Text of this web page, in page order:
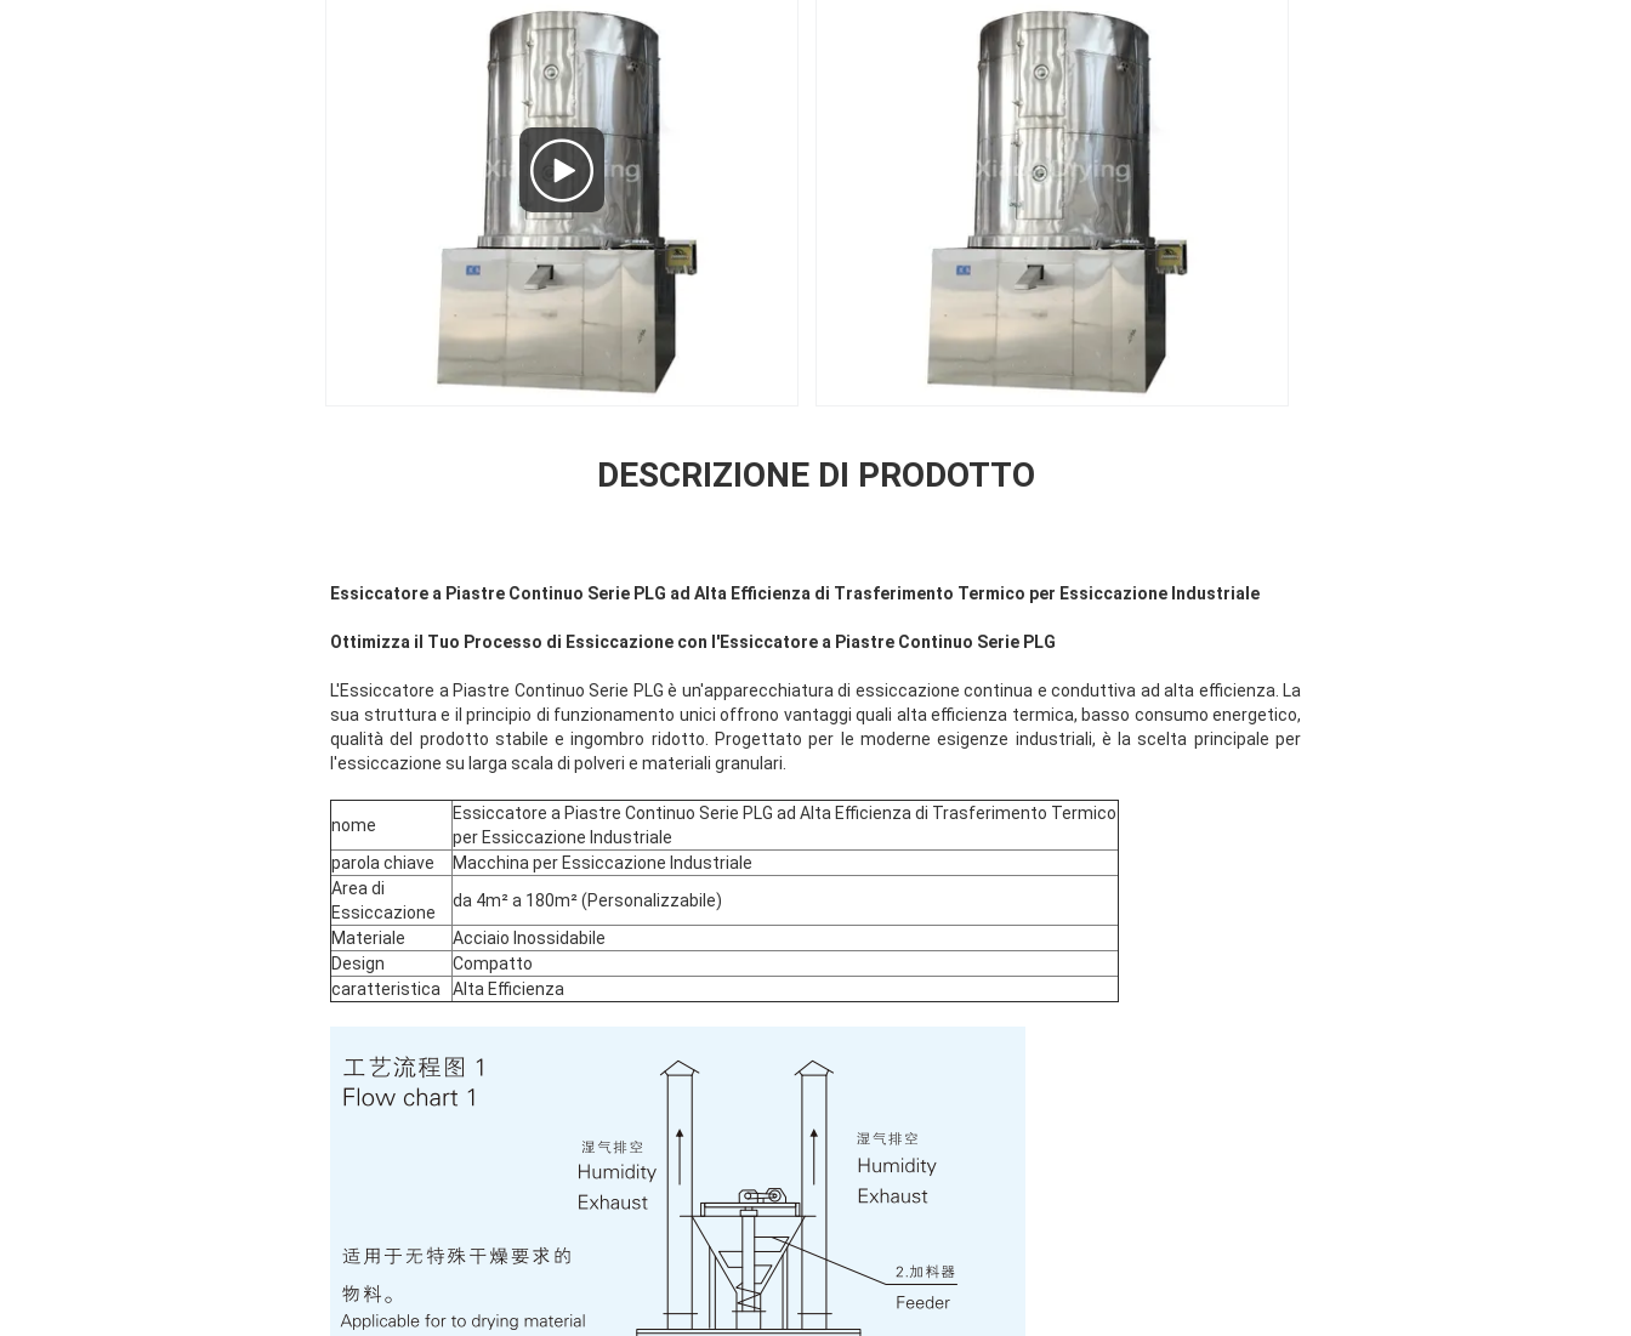
DESCRIZIONE DI PRODOTTO
Essiccatore a Piastre Continuo Serie PLG ad Alta Efficienza di Trasferimento Termico per Essiccazione Industriale
Ottimizza il Tuo Processo di Essiccazione con l'Essiccatore a Piastre Continuo Serie PLG
L'Essiccatore a Piastre Continuo Serie PLG è un'apparecchiatura di essiccazione continua e conduttiva ad alta efficienza. La
sua struttura e il principio di funzionamento unici offrono vantaggi quali alta efficienza termica, basso consumo energetico,
qualità del prodotto stabile e ingombro ridotto. Progettato per le moderne esigenze industriali, è la scelta principale per
l'essiccazione su larga scala di polveri e materiali granulari.
nome
Essiccatore a Piastre Continuo Serie PLG ad Alta Efficienza di Trasferimento Termico
per Essiccazione Industriale
parola chiave
Macchina per Essiccazione Industriale
Area di
Essiccazione
da 4m² a 180m² (Personalizzabile)
Materiale
Acciaio Inossidabile
Design
Compatto
caratteristica
Alta Efficienza